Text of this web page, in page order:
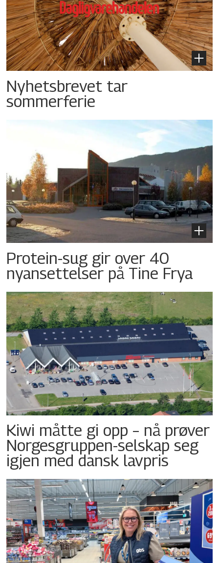
Nyhetsbrevet tar
sommerferie
Protein-sug gir over 40
nyansettelser på Tine Frya
Kiwi måtte gi opp – nå prøver
Norgesgruppen-selskap seg
igjen med dansk lavpris